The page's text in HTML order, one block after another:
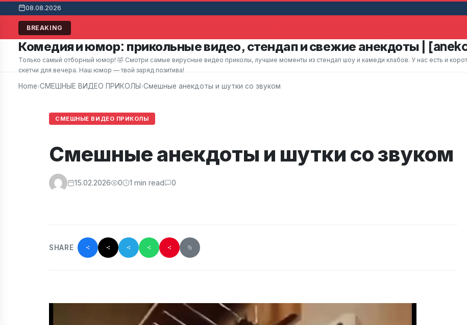
08.08.2026
BREAKINGМужчина в супермаркете заметил привлекательную женщину, которая помахала ему рук
Комедия и юмор: прикольные видео, стендап и свежие анекдоты |
Только самый отборный юмор! 🤣 Смотри самые вирусные видео приколы, лучшие моменты из стендап шоу и камеди клабов. У нас есть и
скетчи для вечера. Наш юмор — твой заряд позитива!
Home›СМЕШНЫЕ ВИДЕО ПРИКОЛЫ ›Смешные анекдоты и шутки со звуком
СМЕШНЫЕ ВИДЕО ПРИКОЛЫ
Смешные анекдоты и шутки со звуком
15.02.2026 0 1 min read 0
SHARE